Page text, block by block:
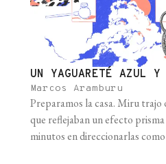
UN YAGUARETÉ AZUL Y
Marcos Aramburu
Preparamos la casa. Miru trajo
que reflejaban un efecto
minutos en direccionarlas